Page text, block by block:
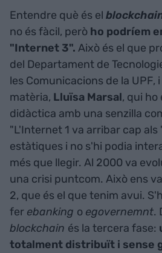
Entendre què és el
no és fàcil, però ho podríem
"Internet 3". Això és el que
del Departament de
les Comunicacions de la UPF,
matèria, Lluïsa Marsal, qui ho
didàctica amb una senzilla
"L'Internet 1 va arribar cap als
estàtiques i no s'hi podia
més que llegir. Al 2000 va
una crisi puntcom. Això ens
2, que és el que tenim avui.
fer ebanking o egovernemnt.
blockchain és la tercera fase:
totalment distribuït i sense